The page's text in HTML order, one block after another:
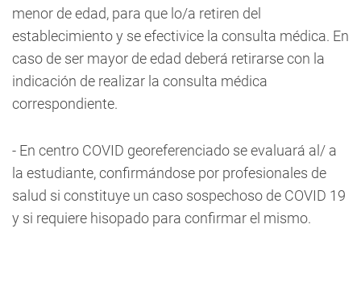
menor de edad, para que lo/a retiren del
establecimiento y se efectivice la consulta médica. En
caso de ser mayor de edad deberá retirarse con la
indicación de realizar la consulta médica
correspondiente.
- En centro COVID georeferenciado se evaluará al/ a
la estudiante, confirmándose por profesionales de
salud si constituye un caso sospechoso de COVID 19
y si requiere hisopado para confirmar el mismo.